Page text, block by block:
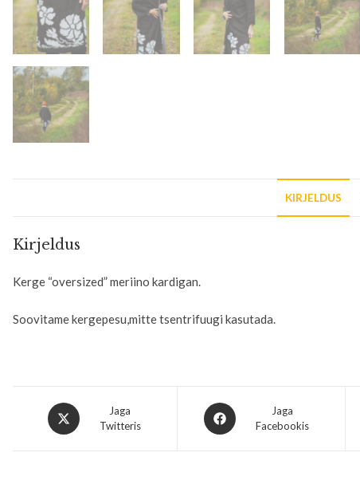
KIRJELDUS
Kirjeldus
Kerge “oversized” meriino kardigan.
Soovitame kergepesu,mitte tsentrifuugi kasutada.
Jaga
Twitteris
Jaga
Facebookis